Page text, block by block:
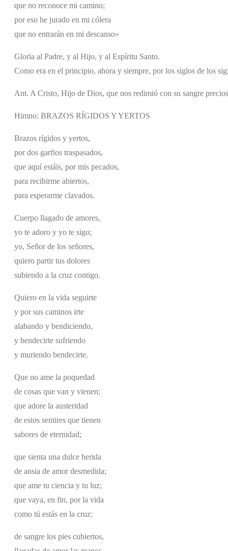
que no reconoce mi camino;
por eso he jurado en mi cólera
que no entrarán en mi descanso»
Gloria al Padre, y al Hijo, y al Espíritu Santo.
Como era en el principio, ahora y siempre, por los siglos de los
Ant. A Cristo, Hijo de Dios, que nos redimió con su sangre
Himno: BRAZOS RÍGIDOS Y YERTOS
Brazos rígidos y yertos,
por dos garfios traspasados,
que aquí estáis, por mis pecados,
para recibirme abiertos,
para esperarme clavados.
Cuerpo llagado de amores,
yo te adoro y yo te sigo;
yo, Señor de los señores,
quiero partir tus dolores
subiendo a la cruz contigo.
Quiero en la vida seguirte
y por sus caminos irte
alabando y bendiciendo,
y bendecirte sufriendo
y muriendo bendecirte.
Que no ame la poquedad
de cosas que van y vienen;
que adore la austeridad
de estos sentires que tienen
sabores de eternidad;
que sienta una dulce herida
de ansia de amor desmedida;
que ame tu ciencia y tu luz;
que vaya, en fin, por la vida
como tú estás en la cruz:
de sangre los pies cubiertos,